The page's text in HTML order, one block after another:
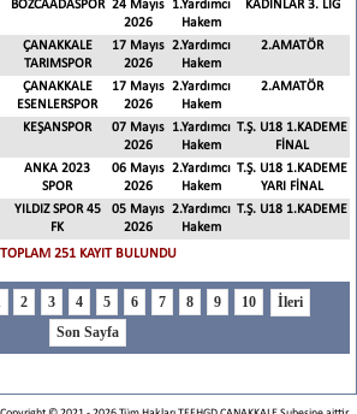
BOZCAADASPOR 24 Mayıs
2026
1.Yardımcı
Hakem
KADINLAR 3. LİG
ÇANAKKALE
TARIMSPOR
17 Mayıs
2026
2.Yardımcı
Hakem
2.AMATÖR
ÇANAKKALE
ESENLERSPOR
17 Mayıs
2026
2.Yardımcı
Hakem
2.AMATÖR
KEŞANSPOR
07 Mayıs
2026
1.Yardımcı
Hakem
T.Ş. U18 1.KADEME
FİNAL
ANKA 2023
SPOR
06 Mayıs
2026
2.Yardımcı
Hakem
T.Ş. U18 1.KADEME
YARI FİNAL
YILDIZ SPOR 45
FK
05 Mayıs
2026
2.Yardımcı
Hakem
T.Ş. U18 1.KADEME
TOPLAM 251 KAYIT BULUNDU
2 3 4 5 6 7 8 9 10